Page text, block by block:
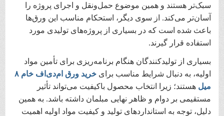
سبک‌تر هستند و همین موضوع حمل‌ونقل و اجرای پروژه را
آسان‌تر می‌کند. از سوی دیگر، استحکام مناسب این ورق‌ها
باعث شده است که در بسیاری از پروژه‌های تولیدی مورد
استفاده قرار گیرند.
بسیاری از تولیدکنندگان هنگام برنامه‌ریزی برای تأمین مواد
اولیه، به دنبال شرایط مناسب برای
خرید ورق ام‌دی‌اف خام ۸
میل هستند؛ زیرا انتخاب محصول باکیفیت می‌تواند تأثیر
مستقیمی بر دوام و ظاهر نهایی مبلمان داشته باشد. به همین
دلیل، توجه به استانداردهای تولید و کیفیت مواد اولیه اهمیت